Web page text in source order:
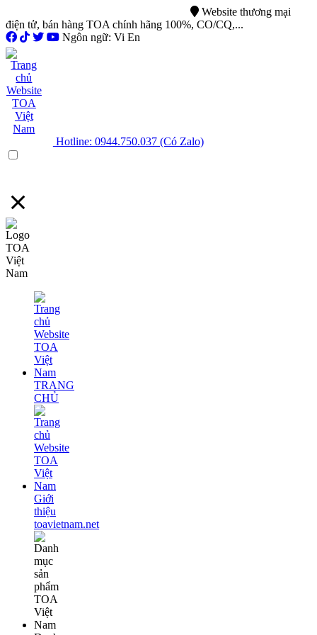
Website thương mại
điện tử, bán hàng TOA chính hãng 100%, CO/CQ,...
Ngôn ngữ: Vi En
Hotline: 0944.750.037 (Có Zalo)
TRANG
CHỦ
Giới
thiệu
toavietnam.net